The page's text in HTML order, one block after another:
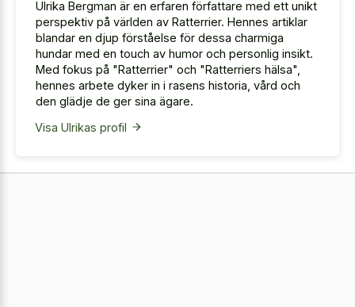
Ulrika Bergman är en erfaren författare med ett unikt
perspektiv på världen av Ratterrier. Hennes artiklar
blandar en djup förståelse för dessa charmiga
hundar med en touch av humor och personlig insikt.
Med fokus på "Ratterrier" och "Ratterriers hälsa",
hennes arbete dyker in i rasens historia, vård och
den glädje de ger sina ägare.
Visa Ulrikas profil